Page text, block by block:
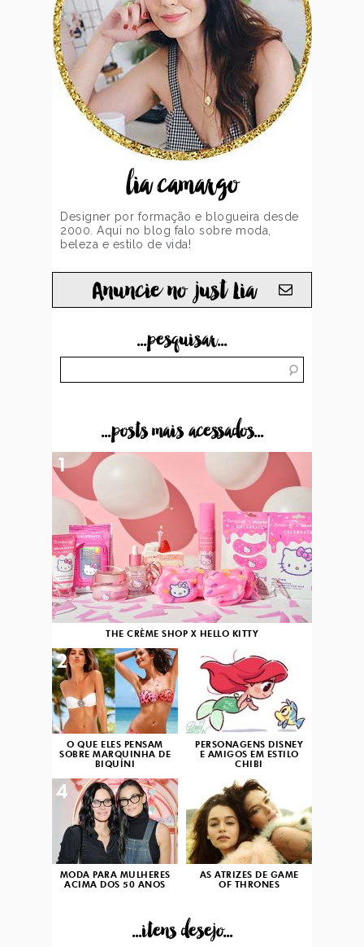
lia camargo
Designer por formação e blogueira desde
2000. Aqui no blog falo sobre moda,
beleza e estilo de vida!
Anuncie no just Lia
...pesquisar...
...posts mais acessados...
THE CRÈME SHOP X HELLO KITTY
1
O QUE ELES PENSAM
SOBRE MARQUINHA DE
BIQUÍNI
2
PERSONAGENS DISNEY
E AMIGOS EM ESTILO
CHIBI
3
MODA PARA MULHERES
ACIMA DOS 50 ANOS
4
AS ATRIZES DE GAME
OF THRONES
...itens desejo...